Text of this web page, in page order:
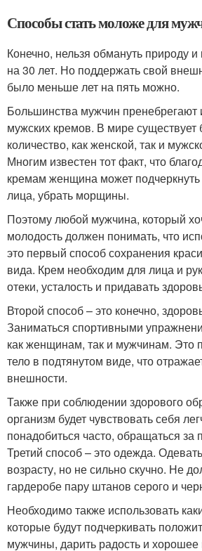
Способы стать моложе для
Конечно, нельзя обмануть природу
на 30 лет. Но поддержать свой
было меньше лет на пять можно.
Большинства мужчин пренебрегают
мужских кремов. В мире
количество, как женской, так и
Многим известен тот факт, что
кремам женщина может
лица, убрать морщины.
Поэтому любой мужчина, который
молодость должен понимать, что
это первый способ сохранения
вида. Крем необходим для лица и
отеки, усталость и придавать
Второй способ – это конечно,
Заниматься спортивными
как женщинам, так и мужчинам. Это
тело в подтянутом виде, что
внешности.
Также при соблюдении здорового
организм будет чувствовать себя
понадобиться часто, обращаться
Третий способ – это одежда.
возрасту, но не сильно скучно. Не
гардеробе пару штанов серого и
Необходимо также использовать
которые будут подчеркивать
мужчины, дарить радость и хорошее